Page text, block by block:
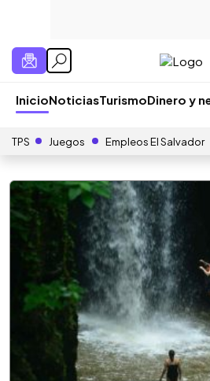
InicioNoticiasTurismoDinero y
TPS Juegos Empleos El Salvador